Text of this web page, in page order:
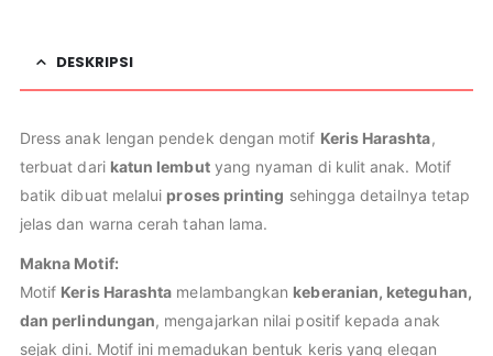
DESKRIPSI
Dress anak lengan pendek dengan motif Keris Harashta,
terbuat dari katun lembutyang nyaman di kulit anak. Motif
batik dibuat melalui proses printing sehingga detailnya tetap
jelas dan warna cerah tahan lama.
Makna Motif:
Motif Keris Harashta melambangkan keberanian, keteguhan,
dan perlindungan, mengajarkan nilai positif kepada anak
sejak dini. Motif ini memadukan bentuk keris yang elegan